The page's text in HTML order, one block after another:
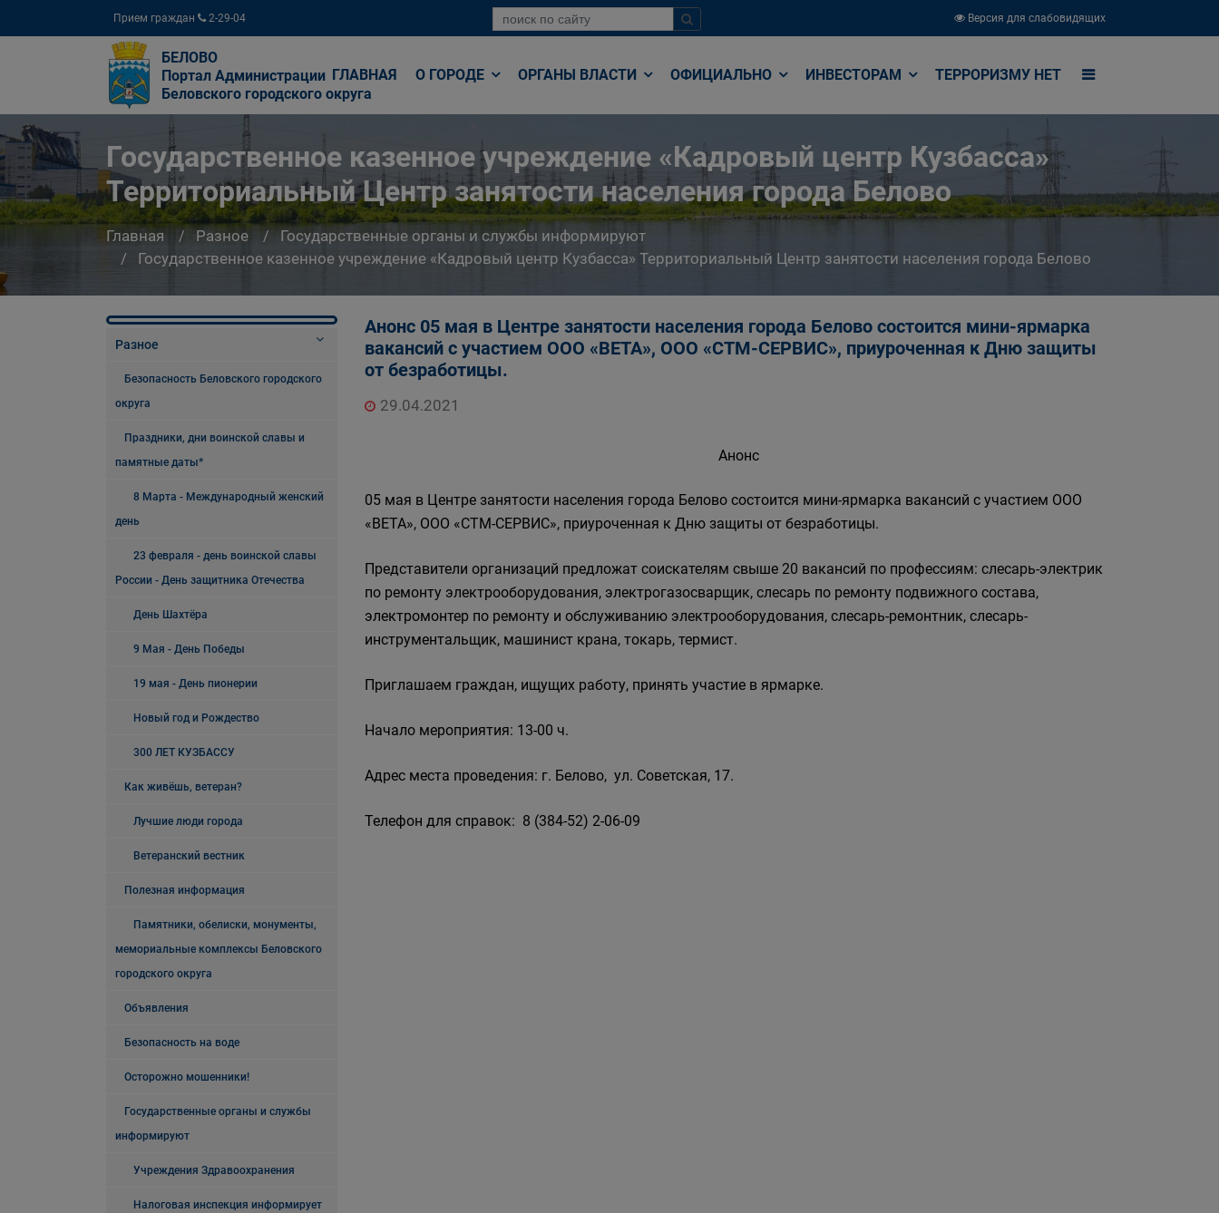
Прием граждан 2-29-04 Версия для слабовидящих
БЕЛОВО
Портал Администрации
Беловского городского округа
ГЛАВНАЯ О ГОРОДЕ ОРГАНЫ ВЛАСТИ ОФИЦИАЛЬНО ИНВЕСТОРАМ ТЕРРОРИЗМУ НЕТ
Государственное казенное учреждение «Кадровый центр Кузбасса»
Территориальный Центр занятости населения города Белово
Главная Разное
Государственные органы и службы информируют
Государственное казенное учреждение «Кадровый центр Кузбасса» Территориальный Центр занятости населения города Белово
Разное
Безопасность Беловского городского
округа
Праздники, дни воинской славы и
памятные даты*
8 Марта - Международный женский
день
23 февраля - день воинской славы
России - День защитника Отечества
День Шахтёра
9 Мая - День Победы
19 мая - День пионерии
Новый год и Рождество
300 ЛЕТ КУЗБАССУ
Как живёшь, ветеран?
Лучшие люди города
Ветеранский вестник
Полезная информация
Памятники, обелиски, монументы,
мемориальные комплексы Беловского
городского округа
Объявления
Безопасность на воде
Осторожно мошенники!
Государственные органы и службы
информируют
Учреждения Здравоохранения
Налоговая инспекция информирует
Анонс 05 мая в Центре занятости населения города Белово состоится мини-ярмарка
вакансий с участием ООО «ВЕТА», ООО «СТМ-СЕРВИС», приуроченная к Дню защиты
от безработицы.
29.04.2021
Анонс
05 мая в Центре занятости населения города Белово состоится мини-ярмарка вакансий с участием ООО
«ВЕТА», ООО «СТМ-СЕРВИС», приуроченная к Дню защиты от безработицы.
Представители организаций предложат соискателям свыше 20 вакансий по профессиям: слесарь-электрик
по ремонту электрооборудования, электрогазосварщик, слесарь по ремонту подвижного состава,
электромонтер по ремонту и обслуживанию электрооборудования, слесарь-ремонтник, слесарь-
инструментальщик, машинист крана, токарь, термист.
Приглашаем граждан, ищущих работу, принять участие в ярмарке.
Начало мероприятия: 13-00 ч.
Адрес места проведения: г. Белово, ул. Советская, 17.
Телефон для справок: 8 (384-52) 2-06-09